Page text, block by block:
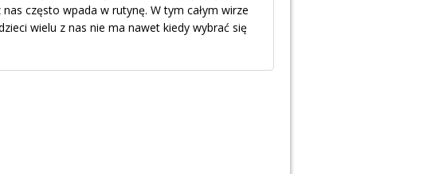
często wpada w rutynę. W tym całym wirze
wielu z nas nie ma nawet kiedy wybrać się